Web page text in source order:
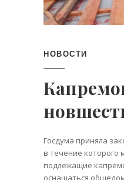
НОВОСТИ
Госдума приняла
в течение которого
подлежащие
оснащаться